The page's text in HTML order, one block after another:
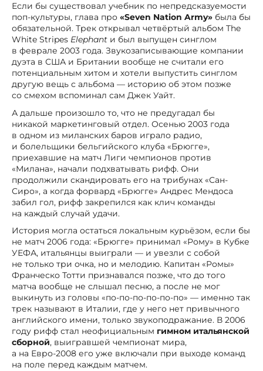
Если бы существовал учебник по непредсказуемости
поп-культуры, глава про «Seven Nation Army» была бы
обязательной. Трек открывал четвёртый альбом The
White Stripes Elephant и был выпущен синглом
в феврале 2003 года. Звукозаписывающие компании
дуэта в США и Британии вообще не считали его
потенциальным хитом и хотели выпустить синглом
другую вещь с альбома — историю об этом позже
со смехом вспоминал сам Джек Уайт.
А дальше произошло то, что не предугадал бы
никакой маркетинговый отдел. Осенью 2003 года
в одном из миланских баров играло радио,
и болельщики бельгийского клуба «Брюгге»,
приехавшие на матч Лиги чемпионов против
«Милана», начали подхватывать рифф. Они
продолжили скандировать его на трибунах «Сан-
Сиро», а когда форвард «Брюгге» Андрес Мендоса
забил гол, рифф закрепился как клич команды
на каждый случай удачи.
История могла остаться локальным курьёзом, если бы
не матч 2006 года: «Брюгге» принимал «Рому» в Кубке
УЕФА, итальянцы выиграли — и увезли с собой
не только три очка, но и мелодию. Капитан «Ромы»
Франческо Тотти признавался позже, что до того
матча вообще не слышал песню, а после не мог
выкинуть из головы «по-по-по-по-по-по» — именно так
трек называют в Италии, где у него нет привычного
английского имени, только звукоподражание. В 2006
году рифф стал неофициальным гимном итальянской
сборной, выигравшей чемпионат мира,
а на Евро-2008 его уже включали при выходе команд
на поле перед каждым матчем.